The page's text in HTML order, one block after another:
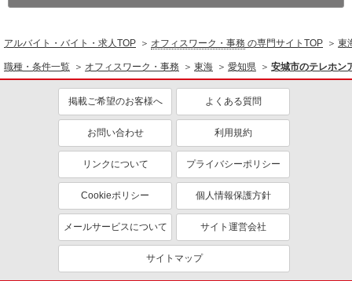
アルバイト・バイト・求人TOP オフィスワーク・事務 の専門サイトTOP 東
職種・条件一覧 オフィスワーク・事務 東海 愛知県 安城市のテレホン
掲載ご希望のお客様へ よくある質問
お問い合わせ 利用規約
リンクについて プライバシーポリシー
Cookieポリシー 個人情報保護方針
メールサービスについて サイト運営会社
サイトマップ